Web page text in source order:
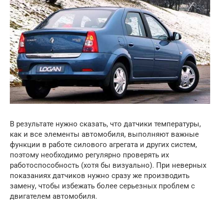
В результате нужно сказать, что датчики температуры,
как и все элементы автомобиля, выполняют важные
функции в работе силового агрегата и других систем,
поэтому необходимо регулярно проверять их
работоспособность (хотя бы визуально). При неверных
показаниях датчиков нужно сразу же производить
замену, чтобы избежать более серьезных проблем с
двигателем автомобиля.